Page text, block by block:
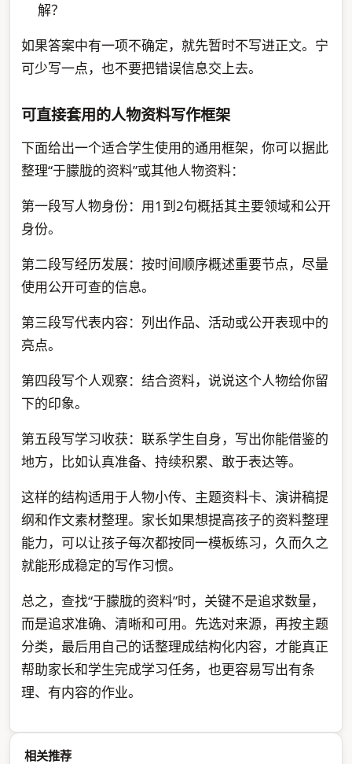
解？
如果答案中有一项不确定，就先暂时不写进正文。宁
可少写一点，也不要把错误信息交上去。
可直接套用的人物资料写作框架
下面给出一个适合学生使用的通用框架，你可以据此
整理“于朦胧的资料”或其他人物资料：
第一段写人物身份：用1到2句概括其主要领域和公开
身份。
第二段写经历发展：按时间顺序概述重要节点，尽量
使用公开可查的信息。
第三段写代表内容：列出作品、活动或公开表现中的
亮点。
第四段写个人观察：结合资料，说说这个人物给你留
下的印象。
第五段写学习收获：联系学生自身，写出你能借鉴的
地方，比如认真准备、持续积累、敢于表达等。
这样的结构适用于人物小传、主题资料卡、演讲稿提
纲和作文素材整理。家长如果想提高孩子的资料整理
能力，可以让孩子每次都按同一模板练习，久而久之
就能形成稳定的写作习惯。
总之，查找“于朦胧的资料”时，关键不是追求数量，
而是追求准确、清晰和可用。先选对来源，再按主题
分类，最后用自己的话整理成结构化内容，才能真正
帮助家长和学生完成学习任务，也更容易写出有条
理、有内容的作业。
相关推荐